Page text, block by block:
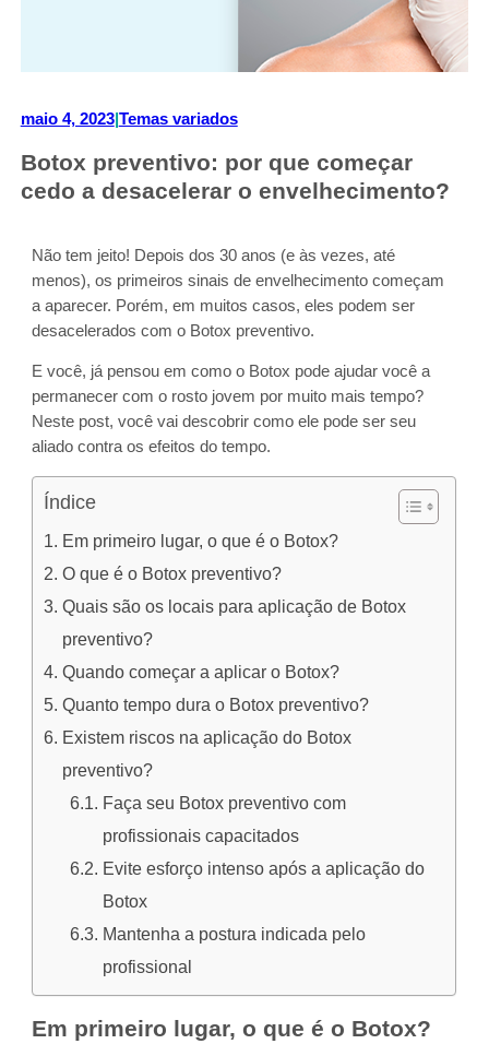
maio 4, 2023| Temas variados
Botox preventivo: por que começar
cedo a desacelerar o envelhecimento?
Não tem jeito! Depois dos 30 anos (e às vezes, até
menos), os primeiros sinais de envelhecimento começam
a aparecer. Porém, em muitos casos, eles podem ser
desacelerados com o Botox preventivo.
E você, já pensou em como o Botox pode ajudar você a
permanecer com o rosto jovem por muito mais tempo?
Neste post, você vai descobrir como ele pode ser seu
aliado contra os efeitos do tempo.
Índice
Em primeiro lugar, o que é o Botox?
O que é o Botox preventivo?
Quais são os locais para aplicação de Botox
preventivo?
Quando começar a aplicar o Botox?
Quanto tempo dura o Botox preventivo?
Existem riscos na aplicação do Botox
preventivo?
Faça seu Botox preventivo com
profissionais capacitados
Evite esforço intenso após a aplicação do
Botox
Mantenha a postura indicada pelo
profissional
Em primeiro lugar, o que é o Botox?